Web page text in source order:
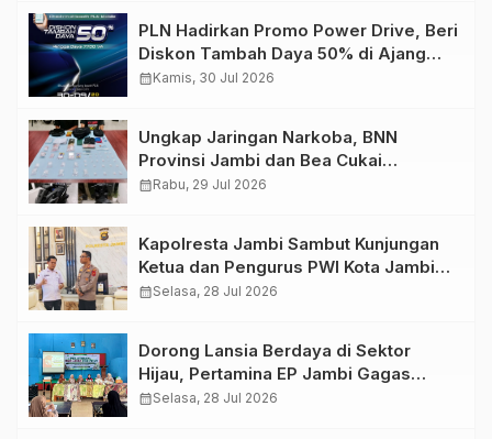
PLN Hadirkan Promo Power Drive, Beri
Diskon Tambah Daya 50% di Ajang
GIIAS 2026
calendar_monthKamis, 30 Jul 2026
Ungkap Jaringan Narkoba, BNN
Provinsi Jambi dan Bea Cukai
Amankan Sembilan Pelaku beserta
calendar_monthRabu, 29 Jul 2026
Kapolresta Jambi Sambut Kunjungan
Ketua dan Pengurus PWI Kota Jambi
Perkuat Sinergi dan Kolaborasi
calendar_monthSelasa, 28 Jul 2026
Dorong Lansia Berdaya di Sektor
Hijau, Pertamina EP Jambi Gagas
Lansiapreneur Batik Eco-Print
calendar_monthSelasa, 28 Jul 2026